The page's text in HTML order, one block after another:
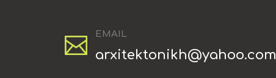
EMAIL
arxitektonikh@yahoo.com